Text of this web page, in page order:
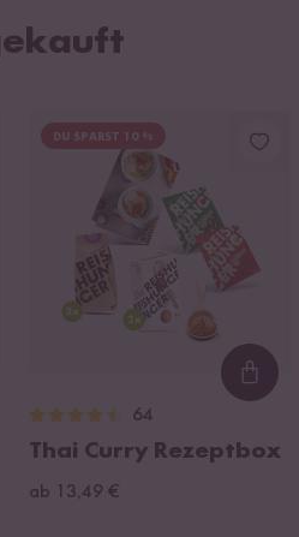
DU SPARST 10 %
64
Thai Curry Rezeptbox
ab 13,49 €